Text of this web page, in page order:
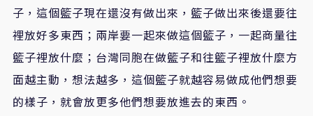
子，這個籃子現在還沒有做出來，籃子做出來後還要往
裡放好多東西；兩岸要一起來做這個籃子，一起商量往
籃子裡放什麼；台灣同胞在做籃子和往籃子裡放什麼方
面越主動，想法越多，這個籃子就越容易做成他們想要
的樣子，就會放更多他們想要放進去的東西。